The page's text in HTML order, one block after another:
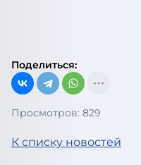
Поделиться:
Просмотров: 829
К списку новостей